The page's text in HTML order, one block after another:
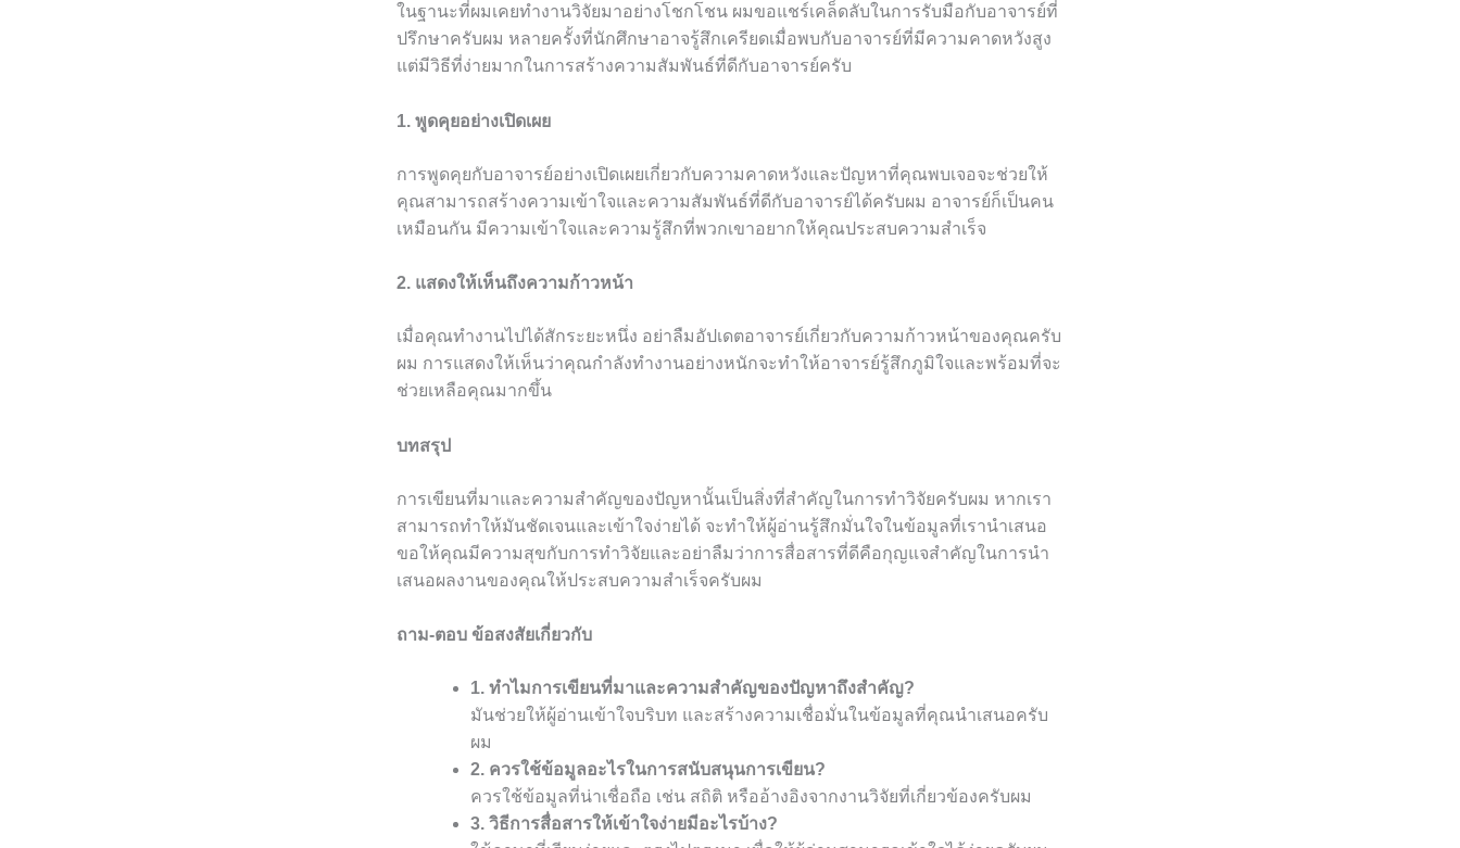
ในฐานะที่ผมเคยทำงานวิจัยมาอย่างโชกโชน ผมขอแชร์เคล็ดลับในการรับมือกับอาจารย์ที่
ปรึกษาครับผม หลายครั้งที่นักศึกษาอาจรู้สึกเครียดเมื่อพบกับอาจารย์ที่มีความคาดหวังสูง
แต่มีวิธีที่ง่ายมากในการสร้างความสัมพันธ์ที่ดีกับอาจารย์ครับ
1. พูดคุยอย่างเปิดเผย
การพูดคุยกับอาจารย์อย่างเปิดเผยเกี่ยวกับความคาดหวังและปัญหาที่คุณพบเจอจะช่วยให้
คุณสามารถสร้างความเข้าใจและความสัมพันธ์ที่ดีกับอาจารย์ได้ครับผม อาจารย์ก็เป็นคน
เหมือนกัน มีความเข้าใจและความรู้สึกที่พวกเขาอยากให้คุณประสบความสำเร็จ
2. แสดงให้เห็นถึงความก้าวหน้า
เมื่อคุณทำงานไปได้สักระยะหนึ่ง อย่าลืมอัปเดตอาจารย์เกี่ยวกับความก้าวหน้าของคุณครับ
ผม การแสดงให้เห็นว่าคุณกำลังทำงานอย่างหนักจะทำให้อาจารย์รู้สึกภูมิใจและพร้อมที่จะ
ช่วยเหลือคุณมากขึ้น
บทสรุป
การเขียนที่มาและความสำคัญของปัญหานั้นเป็นสิ่งที่สำคัญในการทำวิจัยครับผม หากเรา
สามารถทำให้มันชัดเจนและเข้าใจง่ายได้ จะทำให้ผู้อ่านรู้สึกมั่นใจในข้อมูลที่เรานำเสนอ
ขอให้คุณมีความสุขกับการทำวิจัยและอย่าลืมว่าการสื่อสารที่ดีคือกุญแจสำคัญในการนำ
เสนอผลงานของคุณให้ประสบความสำเร็จครับผม
ถาม-ตอบ ข้อสงสัยเกี่ยวกับ
1. ทำไมการเขียนที่มาและความสำคัญของปัญหาถึงสำคัญ?
มันช่วยให้ผู้อ่านเข้าใจบริบท และสร้างความเชื่อมั่นในข้อมูลที่คุณนำเสนอครับ
ผม
2. ควรใช้ข้อมูลอะไรในการสนับสนุนการเขียน?
ควรใช้ข้อมูลที่น่าเชื่อถือ เช่น สถิติ หรืออ้างอิงจากงานวิจัยที่เกี่ยวข้องครับผม
3. วิธีการสื่อสารให้เข้าใจง่ายมีอะไรบ้าง?